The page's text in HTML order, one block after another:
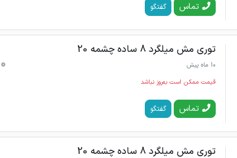
تماس گفتگو
توری مش میلگرد 8 ساده چشمه 20
10 ماه پیش
قیمت ممکن است به‌روز نباشد
تماس گفتگو
توری مش میلگرد 8 ساده چشمه 20